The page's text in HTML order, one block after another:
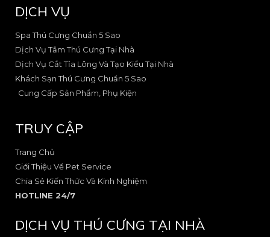
b
o
k
-
2
a
r
a
m
-
1
e
-
a
l
t
DỊCH VỤ
Spa Thú Cưng Chuẩn 5 Sao
Dịch Vụ Tắm Thú Cưng Tại Nhà
Dịch Vụ Cắt Tỉa Lông Và Tạo Kiểu Tại Nhà
Khách Sạn Thú Cưng Chuẩn 5 Sao
Cung Cấp Sản Phẩm, Phụ Kiện
TRUY CẬP
Trang Chủ
Giới Thiệu Về Pet Service
Chia Sẻ Kiến Thức Và Kinh Nghiệm
HOTLINE 24/7
DỊCH VỤ THÚ CƯNG TẠI NHÀ